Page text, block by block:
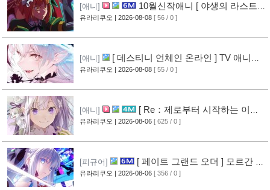
[애니]
10월신작애니 [ 야생의 라스트
보스가 나타났다! ] 2기 PV 영상 공개
유라리쿠오 | 2026-08-08 [ 56 / 0 ]
[애니]
[ 데스티니 언체인 온라인 ] TV 애니메
이션화 결정 [1]
유라리쿠오 | 2026-08-08 [ 55 / 0 ]
[애니]
[ Re：제로부터 시작하는 이세
계 생활 ] 4기 탈환편 PV 영상 공개
유라리쿠오 | 2026-08-06 [ 625 / 0 ]
[피규어]
[ 페이트 그랜드 오더 ] 모르간 르
페이 신작 피규어 공개
[6]
유라리쿠오 | 2026-08-06 [ 356 / 0 ]